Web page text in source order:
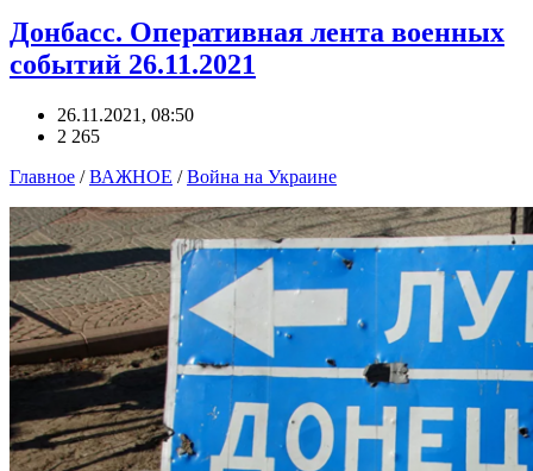
Донбасс. Оперативная лента военных
событий 26.11.2021
26.11.2021, 08:50
2 265
Главное /ВАЖНОЕ /Война на Украине